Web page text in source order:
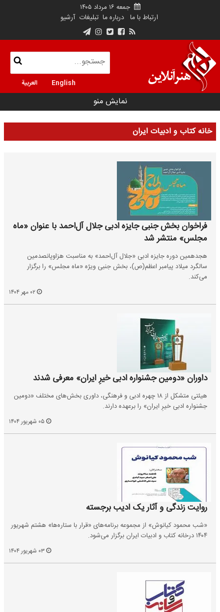
جمعه ۱۶ مرداد ۱۴۰۵
ارتباط با ما درباره ما تبلیغات آرشیو
English العربية
نمایش منو
خانه کتاب و ادبیات ایران
فراخوان بخش جنبی جایزه ادبی جلال آل‌احمد با عنوان «ماه
مجلس» منتشر شد
هجدهمین دوره جایزه ادبی «جلال آل‌احمد» به مناسبت هزاوپانصدمین
سالگرد میلاد پیامبر اعظم(ص)، بخش جنبی ویژه‌ «ماه مجلس» را برگزار
می‌کند.
داوران «دومین جشنواره ادبی خیرِ ایران» معرفی شدند
هیئتی متشکل از ۱۸ چهره ادبی و فرهنگی، داوری بخش‌های مختلف «دومین
جشنواره ادبی خیرِ ایران» را برعهده دارند.
روایت زندگی و آثار یک ادیب برجسته
«شب محمود کیانوش» از مجموعه‌ برنامه‌های «قرار با ستاره‌ها» هشتم شهریور
۱۴۰۴ درخانه کتاب و ادبیات ایران برگزار می‌شود.